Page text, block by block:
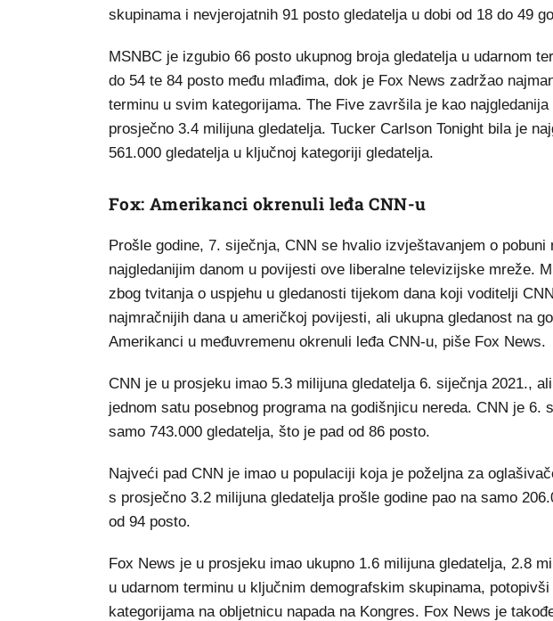
skupinama i nevjerojatnih 91 posto gledatelja u dobi od 18 do 49
MSNBC je izgubio 66 posto ukupnog broja gledatelja u udarnom
do 54 te 84 posto među mlađima, dok je Fox News zadržao
terminu u svim kategorijama. The Five završila je kao
prosječno 3.4 milijuna gledatelja. Tucker Carlson Tonight bila je
561.000 gledatelja u ključnoj kategoriji gledatelja.
Fox: Amerikanci okrenuli leđa CNN-u
Prošle godine, 7. siječnja, CNN se hvalio izvještavanjem o
najgledanijim danom u povijesti ove liberalne televizijske mreže.
zbog tvitanja o uspjehu u gledanosti tijekom dana koji voditelji
najmračnijih dana u američkoj povijesti, ali ukupna gledanost na
Amerikanci u međuvremenu okrenuli leđa CNN-u, piše Fox News.
CNN je u prosjeku imao 5.3 milijuna gledatelja 6. siječnja 2021.,
jednom satu posebnog programa na godišnjicu nereda. CNN je 6.
samo 743.000 gledatelja, što je pad od 86 posto.
Najveći pad CNN je imao u populaciji koja je poželjna za
s prosječno 3.2 milijuna gledatelja prošle godine pao na samo
od 94 posto.
Fox News je u prosjeku imao ukupno 1.6 milijuna gledatelja, 2.8
u udarnom terminu u ključnim demografskim skupinama,
kategorijama na obljetnicu napada na Kongres. Fox News je